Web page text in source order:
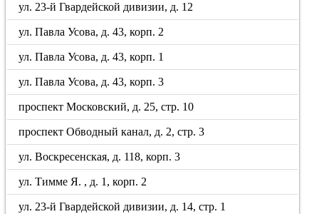
ул. 23-й Гвардейской дивизии, д. 12
ул. Павла Усова, д. 43, корп. 2
ул. Павла Усова, д. 43, корп. 1
ул. Павла Усова, д. 43, корп. 3
проспект Московский, д. 25, стр. 10
проспект Обводный канал, д. 2, стр. 3
ул. Воскресенская, д. 118, корп. 3
ул. Тимме Я. , д. 1, корп. 2
ул. 23-й Гвардейской дивизии, д. 14, стр. 1